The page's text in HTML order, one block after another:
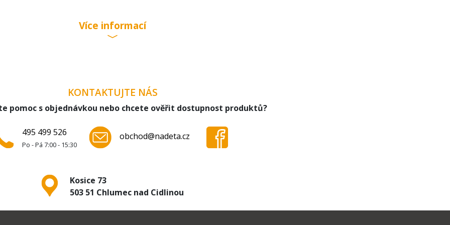
- CRP136/01 pro zastřihovač Philips nebo 272217190129 pro typy QC5330, QC5339, QC5345,
Více informací
KONTAKTUJTE NÁS
pomoc s objednávkou nebo chcete ověřit dostupnost produktů?
495 499 526
Po - Pá 7:00 - 15:30
obchod@nadeta.cz
Kosice 73
503 51 Chlumec nad Cidlinou